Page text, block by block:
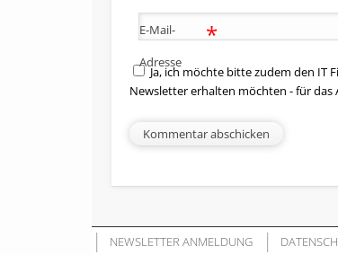
E-Mail-
Adresse
*
Ja, ich möchte bitte zudem den IT
Newsletter erhalten möchten - für
NEWSLETTER ANMELDUNG